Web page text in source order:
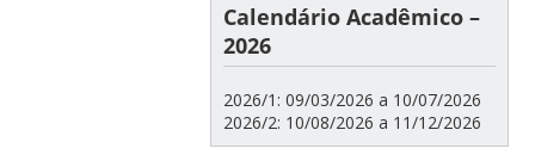
Calendário Acadêmico –
2026
2026/1: 09/03/2026 a 10/07/2026
2026/2: 10/08/2026 a 11/12/2026